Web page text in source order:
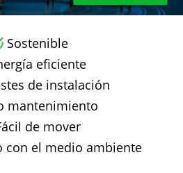
Sostenible
eficiente
de instalación
mantenimiento
de mover
con el medio ambiente